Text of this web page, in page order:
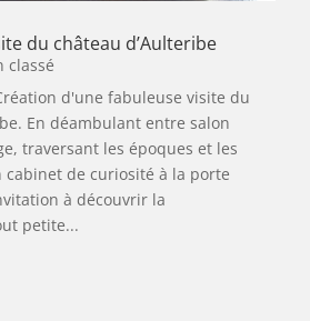
du château d’Aulteribe
classé
d'une fabuleuse visite du
En déambulant entre salon
traversant les époques et les
cabinet de curiosité à la porte
à découvrir la
petite...